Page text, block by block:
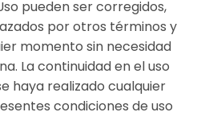
pueden ser corregidos,
por otros términos y
momento sin necesidad
La continuidad en el uso
haya realizado cualquier
condiciones de uso